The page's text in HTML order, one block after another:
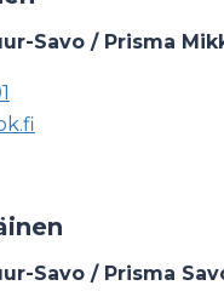
Savo / Prisma
Savo / Prisma